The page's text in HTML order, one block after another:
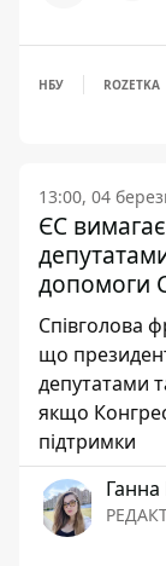
НБУ ROZETKA
13:00, 04
ЄС вимагає
допомоги
Співголова
що
депутатами
якщо
підтримки